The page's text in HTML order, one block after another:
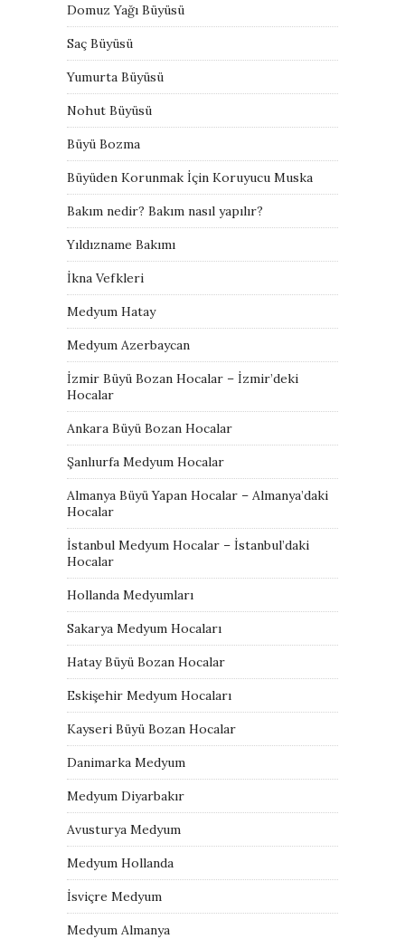
Domuz Yağı Büyüsü
Saç Büyüsü
Yumurta Büyüsü
Nohut Büyüsü
Büyü Bozma
Büyüden Korunmak İçin Koruyucu Muska
Bakım nedir? Bakım nasıl yapılır?
Yıldızname Bakımı
İkna Vefkleri
Medyum Hatay
Medyum Azerbaycan
İzmir Büyü Bozan Hocalar – İzmir’deki
Hocalar
Ankara Büyü Bozan Hocalar
Şanlıurfa Medyum Hocalar
Almanya Büyü Yapan Hocalar – Almanya’daki
Hocalar
İstanbul Medyum Hocalar – İstanbul’daki
Hocalar
Hollanda Medyumları
Sakarya Medyum Hocaları
Hatay Büyü Bozan Hocalar
Eskişehir Medyum Hocaları
Kayseri Büyü Bozan Hocalar
Danimarka Medyum
Medyum Diyarbakır
Avusturya Medyum
Medyum Hollanda
İsviçre Medyum
Medyum Almanya